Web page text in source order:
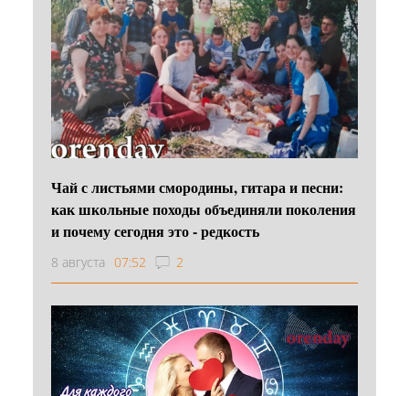
Чай с листьями смородины, гитара и песни:
как школьные походы объединяли поколения
и почему сегодня это - редкость
8 августа 07:52 2